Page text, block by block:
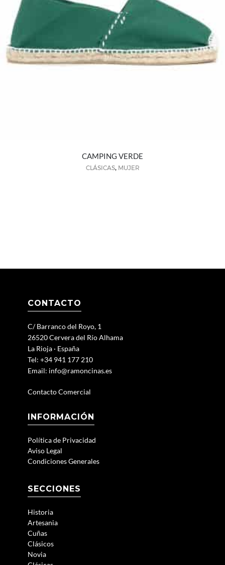
CAMPING VERDE
CLÁSICAS, MUJER
CONTACTO
C/ Barranco del Royo, 1
26520 Cervera del Río Alhama
La Rioja · España
Tel: +34 941 177 210
Email: info@ramoncinas.es
Contacto Comercial
INFORMACIÓN
Política de Privacidad
Aviso Legal
Condiciones Generales
SECCIONES
Historia
Artesania
Cuñas
Clásicos
Novia